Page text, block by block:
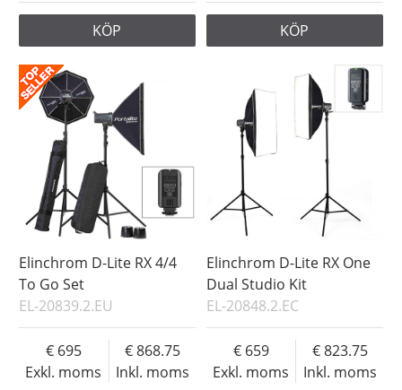
KÖP KÖP
Elinchrom D-Lite RX 4/4
To Go Set
EL-20839.2.EU
Exkl. moms
695
Inkl. moms
868.75
Elinchrom D-Lite RX One
Dual Studio Kit
EL-20848.2.EC
Exkl. moms
659
Inkl. moms
823.75